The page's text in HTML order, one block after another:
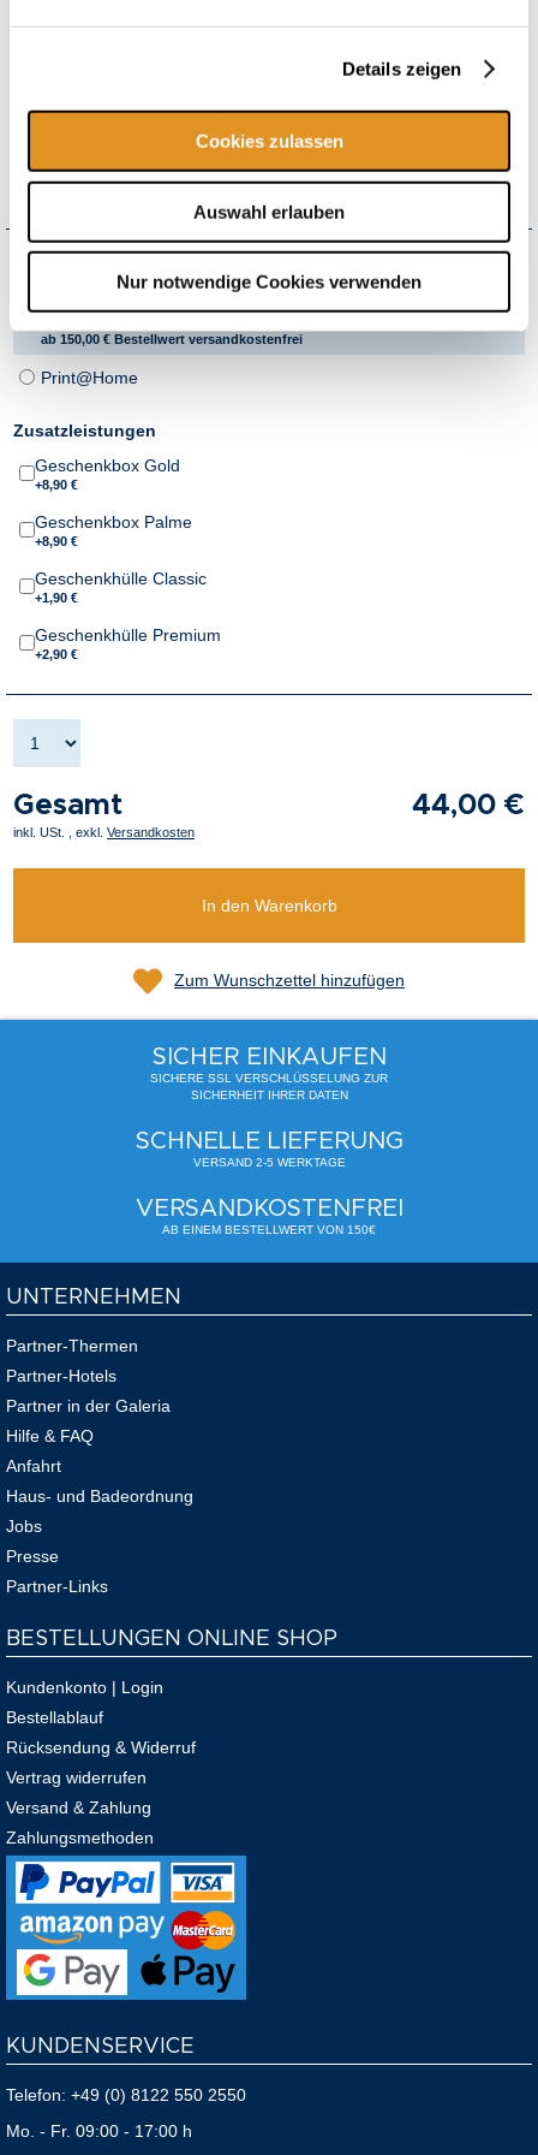
Details zeigen
Cookies zulassen
Auswahl erlauben
Nur notwendige Cookies verwenden
(textil, ab 0 J.)
flexibel einlösbar*
ab 150,00 € Bestellwert versandkostenfrei
Print@Home
Zusatzleistungen
Geschenkbox Gold
+8,90 €
Geschenkbox Palme
+8,90 €
Geschenkhülle Classic
+1,90 €
Geschenkhülle Premium
+2,90 €
Gesamt 44,00 €
inkl. USt. , exkl. Versandkosten
In den Warenkorb
Zum Wunschzettel hinzufügen
SICHER EINKAUFEN
SICHERE SSL VERSCHLÜSSELUNG ZUR
SICHERHEIT IHRER DATEN
SCHNELLE LIEFERUNG
VERSAND 2-5 WERKTAGE
VERSANDKOSTENFREI
AB EINEM BESTELLWERT VON 150€
UNTERNEHMEN
Partner-Thermen
Partner-Hotels
Partner in der Galeria
Hilfe & FAQ
Anfahrt
Haus- und Badeordnung
Jobs
Presse
Partner-Links
BESTELLUNGEN ONLINE SHOP
Kundenkonto | Login
Bestellablauf
Rücksendung & Widerruf
Vertrag widerrufen
Versand & Zahlung
Zahlungsmethoden
KUNDENSERVICE
Telefon: +49 (0) 8122 550 2550
Mo. - Fr. 09:00 - 17:00 h